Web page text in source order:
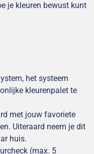
je kleuren bewust kunt
het systeem
kleurenpalet te
met jouw favoriete
Uiteraard neem je dit
huis.
(max. 5